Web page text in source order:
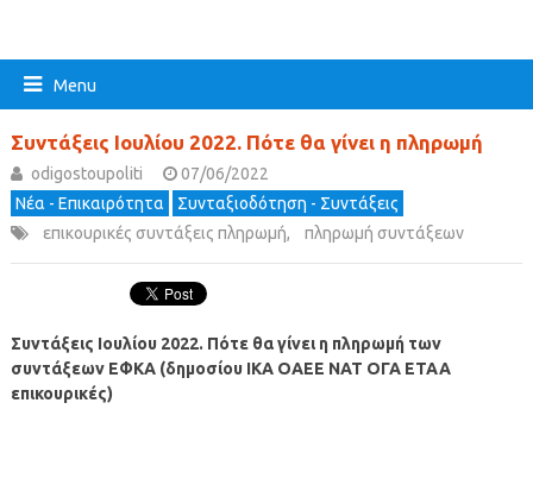
Menu
Συντάξεις Ιουλίου 2022. Πότε θα γίνει η πληρωμή
odigostoupoliti
07/06/2022
Νέα - Επικαιρότητα
Συνταξιοδότηση - Συντάξεις
επικουρικές συντάξεις πληρωμή, πληρωμή συντάξεων
Συντάξεις Ιουλίου 2022. Πότε θα γίνει η πληρωμή των
συντάξεων ΕΦΚΑ(δημοσίου ΙΚΑ ΟΑΕΕ ΝΑΤ ΟΓΑ ΕΤΑΑ
επικουρικές)